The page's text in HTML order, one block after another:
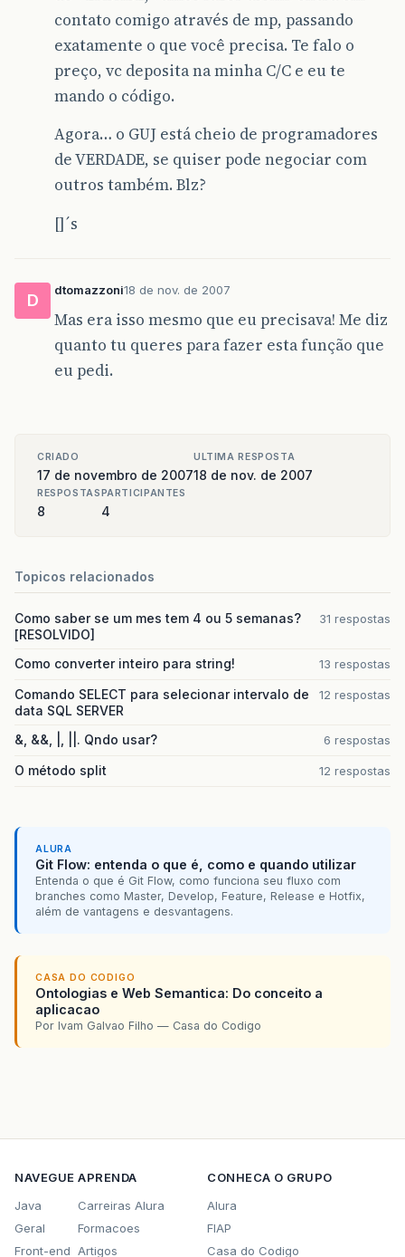
contato comigo através de mp, passando
exatamente o que você precisa. Te falo o
preço, vc deposita na minha C/C e eu te
mando o código.
Agora… o GUJ está cheio de programadores
de VERDADE, se quiser pode negociar com
outros também. Blz?
[]´s
D
dtomazzoni18 de nov. de 2007
Mas era isso mesmo que eu precisava! Me diz
quanto tu queres para fazer esta função que
eu pedi.
CRIADO
17 de novembro de 2007
ULTIMA RESPOSTA
18 de nov. de 2007
RESPOSTAS
8
PARTICIPANTES
4
Topicos relacionados
Como saber se um mes tem 4 ou 5 semanas?
[RESOLVIDO]
31 respostas
Como converter inteiro para string! 13 respostas
Comando SELECT para selecionar intervalo de
data SQL SERVER
12 respostas
&, &&, |, ||. Qndo usar? 6 respostas
O método split 12 respostas
ALURA
Git Flow: entenda o que é, como e quando utilizar
Entenda o que é Git Flow, como funciona seu fluxo com
branches como Master, Develop, Feature, Release e Hotfix,
além de vantagens e desvantagens.
CASA DO CODIGO
Ontologias e Web Semantica: Do conceito a
aplicacao
Por Ivam Galvao Filho — Casa do Codigo
NAVEGUE
Java
Geral
Front-end
APRENDA
Carreiras Alura
Formacoes
Artigos
CONHECA O GRUPO
Alura
FIAP
Casa do Codigo